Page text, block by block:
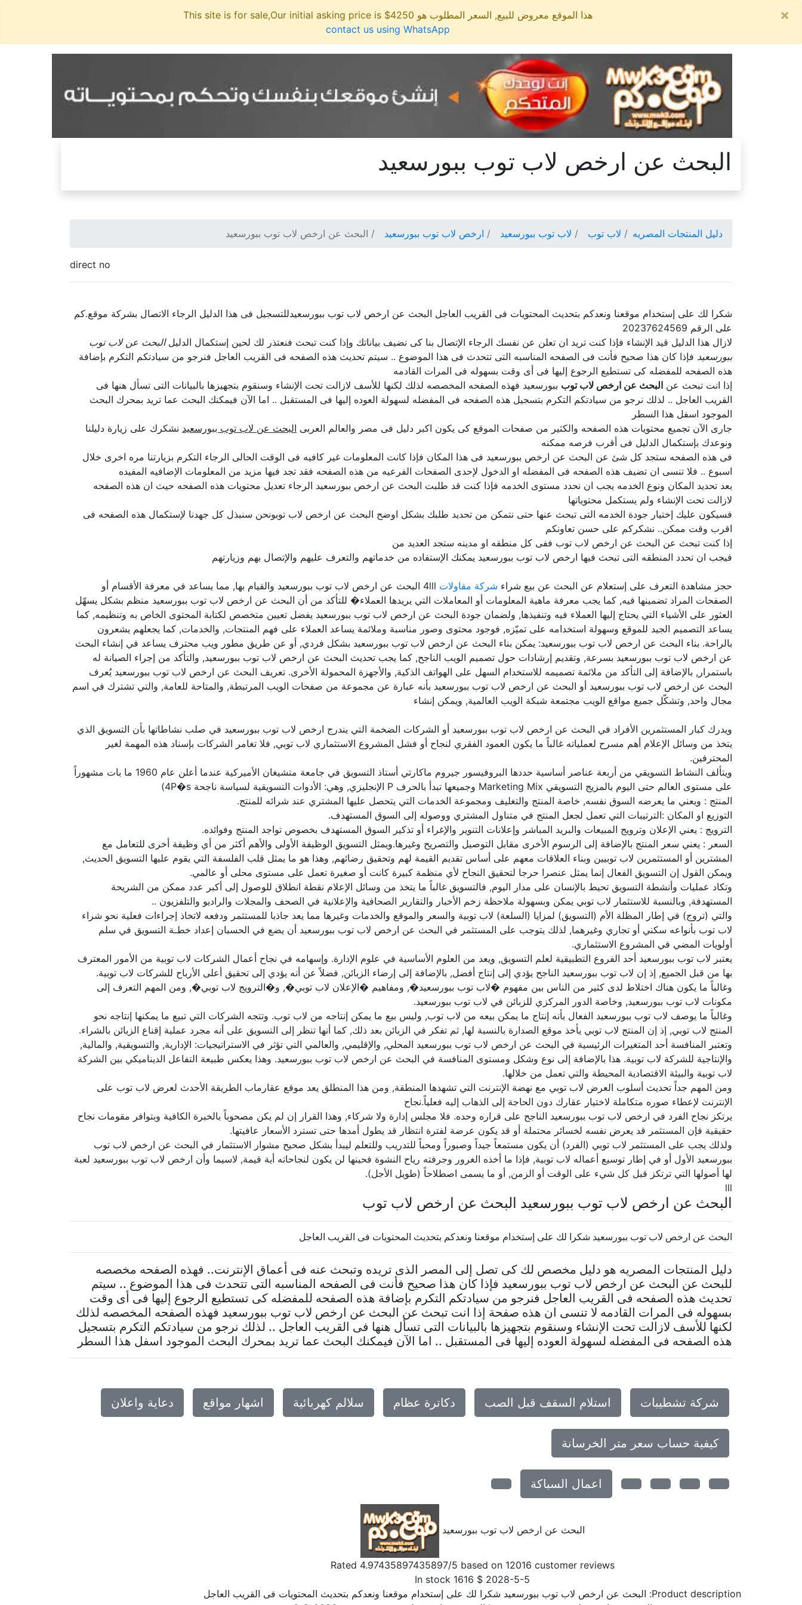
هذا الموقع معروض للبيع, السعر المطلوب هو 4250$ This site is for sale,Our initial asking price is
contact us using WhatsApp
×
البحث عن ارخص لاب توب ببورسعيد
دليل المنتجات المصريه لاب توب لاب توب ببورسعيد ارخص لاب توب ببورسعيد البحث عن ارخص لاب توب ببورسعيد
direct no
شكرا لك على إستخدام موقعنا ونعدكم بتحديث المحتويات فى القريب العاجل البحث عن ارخص لاب توب ببورسعيدللتسجيل فى هذا الدليل الرجاء الاتصال بشركة موقع.كم
على الرقم 20237624569
لازال هذا الدليل قيد الإنشاء فإذا كنت تريد ان تعلن عن نفسك الرجاء الإتصال بنا كى نضيف بياناتك وإذا كنت تبحث فنعتذر لك لحين إستكمال الدليلالبحث عن لاب توب
ببورسعيد فإذا كان هذا صحيح فأنت فى الصفحه المناسبه التى تتحدث فى هذا الموضوع .. سيتم تحديث هذه الصفحه فى القريب العاجل فنرجو من سيادتكم التكرم بإضافة
هذه الصفحه للمفضله كى تستطيع الرجوع إليها فى أى وقت بسهوله فى المرات القادمه
إذا انت تبحث عن البحث عن ارخص لاب توب ببورسعيد فهذه الصفحه المخصصه لذلك لكنها للأسف لازالت تحت الإنشاء وسنقوم بتجهيزها بالبيانات التى تسأل هنها فى
القريب العاجل .. لذلك نرجو من سيادتكم التكرم بتسجيل هذه الصفحه فى المفضله لسهولة العوده إليها فى المستقبل .. اما الآن فيمكنك البحث عما تريد بمحرك البحث
الموجود اسفل هذا السطر
جارى الآن تجميع محتويات هذه الصفحه والكثير من صفحات الموقع كى يكون اكبر دليل فى مصر والعالم العربى البحث عن لاب توب ببورسعيد نشكرك على زيارة دليلنا
ونوعدك بإستكمال الدليل فى أقرب فرصه ممكنه
فى هذه الصفحه ستجد كل شئ عن البحث عن ارخص ببورسعيد فى هذا المكان فإذا كانت المعلومات غير كافيه فى الوقت الحالى الرجاء التكرم بزيارتنا مره اخرى خلال
اسبوع .. فلا تنسى ان تضيف هذه الصفحه فى المفضله او الدخول لإحدى الصفحات الفرعيه من هذه الصفحه فقد تجد فيها مزيد من المعلومات الإضافيه المفيده
بعد تحديد المكان ونوع الخدمه يجب ان نحدد مستوى الخدمه فإذا كنت قد طلبت البحث عن ارخص ببورسعيد الرجاء تعديل محتويات هذه الصفحه حيث ان هذه الصفحه
لازالت تحت الإنشاء ولم يستكمل محتوياتها
فسيكون عليك إختيار جودة الخدمه التى تبحث عنها حتى نتمكن من تحديد طلبك بشكل اوضح البحث عن ارخص لاب توبونحن سنبذل كل جهدنا لإستكمال هذه الصفحه فى
اقرب وقت ممكن.. نشكركم على حسن تعاونكم
إذا كنت تبحث عن البحث عن ارخص لاب توب ففى كل منطقه او مدينه ستجد العديد من
فيجب ان تحدد المنطقه التى تبحث فيها ارخص لاب توب ببورسعيد يمكنك الإستفاده من خدماتهم والتعرف عليهم والإتصال بهم وزيارتهم
حجز مشاهدة التعرف على إستعلام عن البحث عن بيع شراء شركة مقاولات
4lll البحث عن ارخص لاب توب ببورسعيد والقيام بها, مما يساعد في معرفة الأقسام أو
الصفحات المراد تضمينها فيه, كما يجب معرفة ماهية المعلومات أو المعاملات التي يريدها العملاء� للتأكد من أن البحث عن ارخص لاب توب ببورسعيد منظم بشكل يسهّل
العثور على الأشياء التي يحتاج إليها العملاء فيه وتنفيذها, ولضمان جودة البحث عن ارخص لاب توب ببورسعيد يفضل تعيين متخصص لكتابة المحتوى الخاص به وتنظيمه, كما
يساعد التصميم الجيد للموقع وسهولة استخدامه على تميّزه, فوجود محتوى وصور مناسبة وملائمة يساعد العملاء على فهم المنتجات, والخدمات, كما يجعلهم يشعرون
بالراحة. بناء البحث عن ارخص لاب توب ببورسعيد: يمكن بناء البحث عن ارخص لاب توب ببورسعيد بشكل فردي, أو عن طريق مطور ويب محترف يساعد في إنشاء البحث
عن ارخص لاب توب ببورسعيد بسرعة, وتقديم إرشادات حول تصميم الويب الناجح, كما يجب تحديث البحث عن ارخص لاب توب ببورسعيد, والتأكد من إجراء الصيانة له
باستمرار, بالإضافة إلى التأكد من ملائمة تصميمه للاستخدام السهل على الهواتف الذكية, والأجهزة المحمولة الأخرى. تعريف البحث عن ارخص لاب توب ببورسعيد يُعرف
البحث عن ارخص لاب توب ببورسعيد أو البحث عن ارخص لاب توب ببورسعيد بأنه عبارة عن مجموعة من صفحات الويب المرتبطة, والمتاحة للعامة, والتي تشترك في اسم
مجال واحد, وتشكّل جميع مواقع الويب مجتمعة شبكة الويب العالمية, ويمكن إنشاء
ويدرك كبار المستثمرين الأفراد في البحث عن ارخص لاب توب ببورسعيد أو الشركات الضخمة التي يندرج ارخص لاب توب ببورسعيد في صلب نشاطاتها بأن التسويق الذي
يتخذ من وسائل الإعلام أهم مسرح لعملياته غالباً ما يكون العمود الفقري لنجاح أو فشل المشروع الاستثماري لاب توبي, فلا تغامر الشركات بإسناد هذه المهمة لغير
المحترفين.
ويتألف النشاط التسويقي من أربعة عناصر أساسية حددها البروفيسور جيروم ماكارتي أستاذ التسويق في جامعة متشيغان الأميركية عندما أعلن عام 1960 ما بات مشهوراً
على مستوى العالم حتى اليوم بالمزيج التسويقي Marketing Mix وجميعها تبدأ بالحرف P الإنجليزي, وهي: الأدوات التسويقية لسياسة ناجحة 4P�s)
المنتج : ويعني ما يعرضه السوق نفسه, خاصة المنتج والتغليف ومجموعة الخدمات التي يتحصل عليها المشتري عند شرائه للمنتج.
التوزيع او المكان :الترتيبات التي تعمل لجعل المنتج في متناول المشتري ووصوله إلى السوق المستهدف.
الترويج : يعني الإعلان وترويج المبيعات والبريد المباشر وإعلانات التنوير والإغراء أو تذكير السوق المستهدف بخصوص تواجد المنتج وفوائده.
السعر : يعني سعر المنتج بالإضافة إلى الرسوم الأخرى مقابل التوصيل والتصريح وغيرها.ويمثل التسويق الوظيفة الأولى والأهم أكثر من أي وظيفة أخرى للتعامل مع
المشترين أو المستثمرين لاب توبيين وبناء العلاقات معهم على أساس تقديم القيمة لهم وتحقيق رضائهم, وهذا هو ما يمثل قلب الفلسفة التي يقوم عليها التسويق الحديث,
ويمكن القول إن التسويق الفعال إنما يمثل عنصرا حرجا لتحقيق النجاح لأي منظمة كبيرة كانت أو صغيرة تعمل على مستوى محلى أو عالمي.
وتكاد عمليات وأنشطة التسويق تحيط بالإنسان على مدار اليوم, فالتسويق غالباً ما يتخذ من وسائل الإعلام نقطة انطلاق للوصول إلى أكبر عدد ممكن من الشريحة
المستهدفة, وبالنسبة للاستثمار لاب توبي يمكن وبسهولة ملاحظة زخم الأخبار والتقارير الصحافية والإعلانية في الصحف والمجلات والراديو والتلفزيون ..
والتي (تروج) في إطار المظلة الأم (التسويق) لمزايا (السلعة) لاب توبية والسعر والموقع والخدمات وغيرها مما يعد جاذبا للمستثمر ودفعه لاتخاذ إجراءات فعلية نحو شراء
لاب توب بأنواعه سكني أو تجاري وغيرهما, لذلك يتوجب على المستثمر في البحث عن ارخص لاب توب ببورسعيد أن يضع في الحسبان إعداد خطـة التسويق في سلم
أولويات المضي في المشروع الاستثماري.
يعتبر لاب توب ببورسعيد أحد الفروع التطبيقية لعلم التسويق, ويعد من العلوم الأساسية في علوم الإدارة. وإسهامه في نجاح أعمال الشركات لاب توبية من الأمور المعترف
بها من قبل الجميع, إذ إن لاب توب ببورسعيد الناجح يؤدي إلى إنتاج أفضل, بالإضافة إلى إرضاء الزبائن, فضلاً عن أنه يؤدي إلى تحقيق أعلى الأرباح للشركات لاب توبية.
وغالباً ما يكون هناك اختلاط لدى كثير من الناس بين مفهوم �لاب توب ببورسعيد�, ومفاهيم �الإعلان لاب توبي�, و�الترويج لاب توبي�, ومن المهم التعرف إلى
مكونات لاب توب ببورسعيد, وخاصة الدور المركزي للزبائن في لاب توب ببورسعيد.
وغالباً ما يوصف لاب توب ببورسعيد الفعال بأنه إنتاج ما يمكن بيعه من لاب توب, وليس بيع ما يمكن إنتاجه من لاب توب. وتتجه الشركات التي تبيع ما يمكنها إنتاجه نحو
المنتج لاب توبي, إذ إن المنتج لاب توبي يأخذ موقع الصدارة بالنسبة لها, ثم تفكر في الزبائن بعد ذلك, كما أنها تنظر إلى التسويق على أنه مجرد عملية إقناع الزبائن بالشراء.
وتعتبر المنافسة أحد المتغيرات الرئيسية في البحث عن ارخص لاب توب ببورسعيد المحلي, والإقليمي, والعالمي التي تؤثر في الاستراتيجيات: الإدارية, والتسويقية, والمالية,
والإنتاجية للشركة لاب توبية. هذا بالإضافة إلى نوع وشكل ومستوى المنافسة في البحث عن ارخص لاب توب ببورسعيد. وهذا يعكس طبيعة التفاعل الديناميكي بين الشركة
لاب توبية والبيئة الاقتصادية المحيطة والتي تعمل من خلالها.
ومن المهم جداً تحديث أسلوب العرض لاب توبي مع نهضة الإنترنت التي تشهدها المنطقة, ومن هذا المنطلق يعد موقع عقارماب الطريقة الأحدث لعرض لاب توب على
الإنترنت لإعطاء صوره متكاملة لاختيار عقارك دون الحاجة إلى الذهاب إليه فعلياً.نجاح
يرتكز نجاح الفرد في ارخص لاب توب ببورسعيد الناجح على قراره وحده. فلا مجلس إدارة ولا شركاء, وهذا القرار إن لم يكن مصحوباً بالخبرة الكافية وبتوافر مقومات نجاح
حقيقية فإن المستثمر قد يعرض نفسه لخسائر محتملة أو قد يكون عرضة لفترة انتظار قد يطول أمدها حتى تسترد الأسعار عافيتها.
ولذلك يجب على المستثمر لاب توبي (الفرد) أن يكون مستمعاً جيداً وصبوراً ومحباً للتدريب وللتعلم ليبدأ بشكل صحيح مشوار الاستثمار في البحث عن ارخص لاب توب
ببورسعيد الأول أو في إطار توسيع أعماله لاب توبية, فإذا ما أخذه الغرور وجرفته رياح النشوة فحينها لن يكون لنجاحاته أية قيمة, لاسيما وأن ارخص لاب توب ببورسعيد لعبة
لها أصولها التي ترتكز قبل كل شيء على الوقت أو الزمن, أو ما يسمى اصطلاحاً (طويل الأجل).
lll
البحث عن ارخص لاب توب ببورسعيد البحث عن ارخص لاب توب
البحث عن ارخص لاب توب ببورسعيد شكرا لك على إستخدام موقعنا ونعدكم بتحديث المحتويات فى القريب العاجل
دليل المنتجات المصريه هو دليل مخصص لك كى تصل إلى المصر الذى تريده وتبحث عنه فى أعماق الإنترنت.. فهذه الصفحه مخصصه
للبحث عن البحث عن ارخص لاب توب ببورسعيد فإذا كان هذا صحيح فأنت فى الصفحه المناسبه التى تتحدث فى هذا الموضوع .. سيتم
تحديث هذه الصفحه فى القريب العاجل فنرجو من سيادتكم التكرم بإضافة هذه الصفحه للمفضله كى تستطيع الرجوع إليها فى أى وقت
بسهوله فى المرات القادمه لا تنسى ان هذه صفحة إذا انت تبحث عن البحث عن ارخص لاب توب ببورسعيد فهذه الصفحه المخصصه لذلك
لكنها للأسف لازالت تحت الإنشاء وسنقوم بتجهيزها بالبيانات التى تسأل هنها فى القريب العاجل .. لذلك نرجو من سيادتكم التكرم بتسجيل
هذه الصفحه فى المفضله لسهولة العوده إليها فى المستقبل .. اما الآن فيمكنك البحث عما تريد بمحرك البحث الموجود اسفل هذا السطر
شركة تشطيبات استلام السقف قبل الصب دكاترة عظام سلالم كهربائية اشهار مواقع دعاية واعلان
كيفية حساب سعر متر الخرسانة
اعمال السباكة
البحث عن ارخص لاب توب ببورسعيد
Rated 4.97435897435897/5 based on 12016 customer reviews
2028-5-5
$
1616
In stock
Product description: البحث عن ارخص لاب توب ببورسعيد شكرا لك على إستخدام موقعنا ونعدكم بتحديث المحتويات فى القريب العاجل